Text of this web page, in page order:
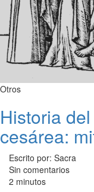
Otros
Historia
cesárea:
Escrito por: Sacra
Sin comentarios
2 minutos